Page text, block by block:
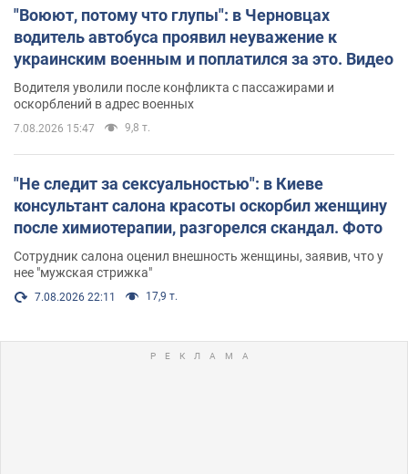
"Воюют, потому что глупы": в Черновцах
водитель автобуса проявил неуважение к
украинским военным и поплатился за это. Видео
Водителя уволили после конфликта с пассажирами и
оскорблений в адрес военных
7.08.2026 15:47 9,8 т.
"Не следит за сексуальностью": в Киеве
консультант салона красоты оскорбил женщину
после химиотерапии, разгорелся скандал. Фото
Сотрудник салона оценил внешность женщины, заявив, что у
нее "мужская стрижка"
7.08.2026 22:11 17,9 т.